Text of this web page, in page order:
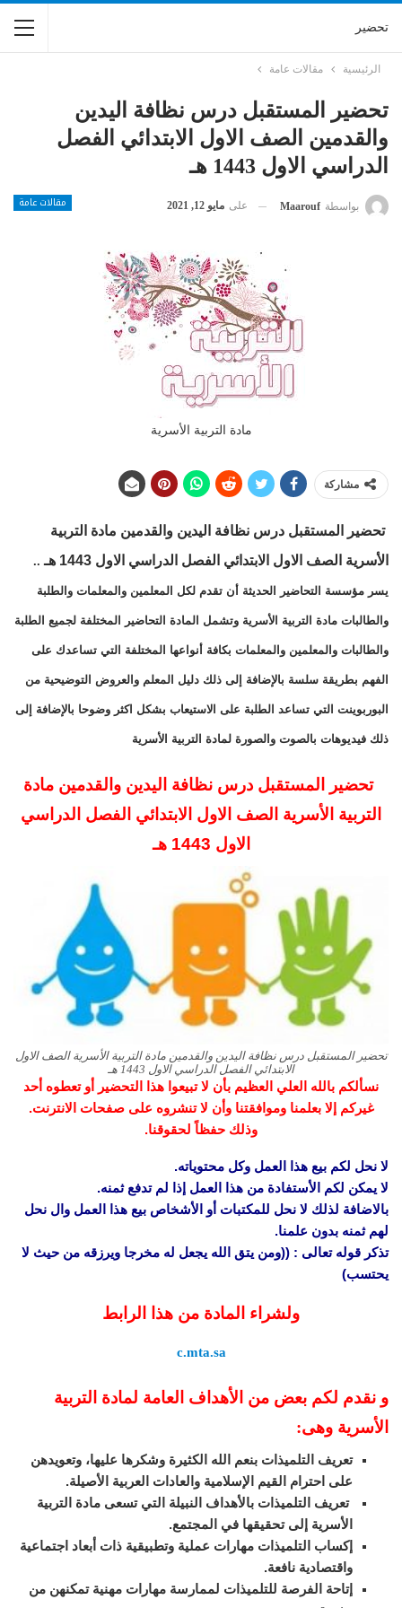
تحضير
الرئيسية مقالات عامة
تحضير المستقبل درس نظافة اليدين
والقدمين الصف الاول الابتدائي الفصل
الدراسي الاول 1443 هـ
مقالات عامة بواسطة Maarouf على مايو 12, 2021
مادة التربية الأسرية
مشاركة
تحضير المستقبل درس نظافة اليدين والقدمين مادة التربية
الأسرية الصف الاول الابتدائي الفصل الدراسي الاول 1443 هـ
..
يسر مؤسسة التحاضير الحديثة أن تقدم لكل المعلمين والمعلمات والطلبة
والطالبات مادة التربية الأسرية وتشمل المادة التحاضير المختلفة لجميع الطلبة
والطالبات والمعلمين والمعلمات بكافة أنواعها المختلفة التي تساعدك على
الفهم بطريقة سلسة بالإضافة إلى ذلك دليل المعلم والعروض التوضيحية من
البوربوينت التي تساعد الطلبة على الاستيعاب بشكل اكثر وضوحا بالإضافة إلى
ذلك فيديوهات بالصوت والصورة لمادة التربية الأسرية
تحضير المستقبل درس نظافة اليدين والقدمين مادة
التربية الأسرية الصف الاول الابتدائي الفصل الدراسي
الاول 1443 هـ
تحضير المستقبل درس نظافة اليدين والقدمين مادة التربية الأسرية الصف الاول
الابتدائي الفصل الدراسي الاول 1443 هـ
نسألكم بالله العلي العظيم بأن لا تبيعوا هذا التحضير أو تعطوه أحد
غيركم إلا بعلمنا وموافقتنا وأن لا تنشروه على صفحات الانترنت.
وذلك حفظاً لحقوقنا.
لا نحل لكم بيع هذا العمل وكل محتوياته.
لا يمكن لكم الأستفادة من هذا العمل إذا لم تدفع ثمنه.
بالاضافة لذلك لا نحل للمكتبات أو الأشخاص بيع هذا العمل وال نحل
لهم ثمنه بدون علمنا.
تذكر قوله تعالى : ((ومن يتق الله يجعل له مخرجا ويرزقه من حيث لا
يحتسب)
ولشراء المادة من هذا الرابط
c.mta.sa
و نقدم لكم بعض من الأهداف العامة لمادة التربية
الأسرية وهى:
تعريف التلميذات بنعم الله الكثيرة وشكرها عليها، وتعويدهن
على احترام القيم الإسلامية والعادات العربية الأصيلة.
تعريف التلميذات بالأهداف النبيلة التي تسعى مادة التربية
الأسرية إلى تحقيقها في المجتمع.
إكساب التلميذات مهارات عملية وتطبيقية ذات أبعاد اجتماعية
واقتصادية نافعة.
إتاحة الفرصة للتلميذات لممارسة مهارات مهنية تمكنهن من